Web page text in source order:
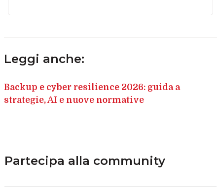
Leggi anche:
Backup e cyber resilience 2026: guida a
strategie, AI e nuove normative
Partecipa alla community